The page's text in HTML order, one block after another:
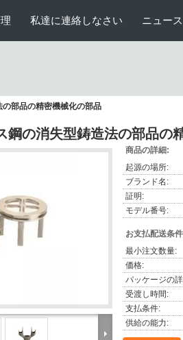
私達に連絡しなさい ニュース
部品の精密機械化の部品
鋼の消失型鋳造法の部品の
商品の詳細:
起源の場所:
ブランド名:
証明:
モデル番号:
お支払配送条
最小注文数量:
価格:
パッケージの
受渡し時間:
支払条件:
供給の能力: